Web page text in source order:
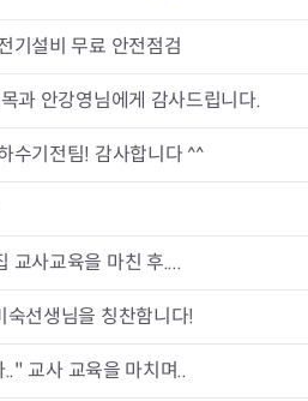
공직자부조리신고
하도급부조리신고
공익신고
행동강령위반신고
복지·보조금 부정신고
구민고객의 권리
청렴자료방
감사실시결과
구민감사참여
청소환경소식
쓰레기배출및수거
종량제봉투 및 납부필증
대형폐기물신청
재활용센터
환경오염현황
환경개선부담금
환경제도
석면건축물 DB
탄소중립 생활 실천 캠페인
보행환경 개선사업
기설비 무료 안전점검
과 안강영님에게 감사드립니다.
치수방재과 하수기전팀! 감사합니다 ^^
교사교육을 마친 후....
숙선생님을 칭찬함니다!
교사 교육을 마치며..